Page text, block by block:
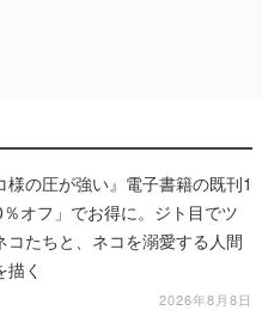
様の圧が強い』電子書籍の既刊1
オフ」でお得に。ジト目でツ
コたちと、ネコを溺愛する人間
く
2026年8月8日